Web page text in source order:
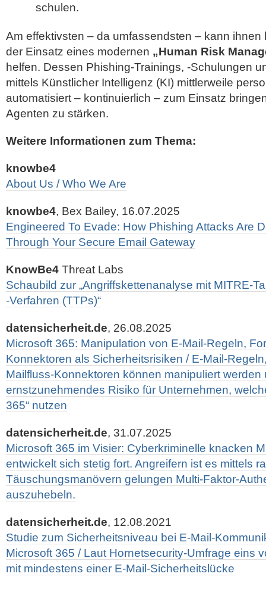
schulen.
Am effektivsten – da umfassendsten – kann
der Einsatz eines modernen „Human Risk
helfen. Dessen Phishing-Trainings, -Schulungen
mittels Künstlicher Intelligenz (KI) mittlerweile
automatisiert – kontinuierlich – zum Einsatz
Agenten zu stärken.
Weitere Informationen zum Thema:
knowbe4
About Us / Who We Are
knowbe4, Bex Bailey, 16.07.2025
Engineered To Evade: How Phishing Attacks Are
Through Your Secure Email Gateway
KnowBe4 Threat Labs
Schaubild zur „Angriffskettenanalyse mit MITRE-
-Verfahren (TTPs)“
datensicherheit.de, 26.08.2025
Microsoft 365: Manipulation von E-Mail-Regeln,
Konnektoren als Sicherheitsrisiken / E-Mail-
Mailfluss-Konnektoren können manipuliert werden
ernstzunehmendes Risiko für Unternehmen,
365“ nutzen
datensicherheit.de, 31.07.2025
Microsoft 365 im Visier: Cyberkriminelle knacken
entwickelt sich stetig fort. Angreifern ist es mittels
Täuschungsmanövern gelungen Multi-Faktor-
auszuhebeln.
datensicherheit.de, 12.08.2021
Studie zum Sicherheitsniveau bei E-Mail-
Microsoft 365 / Laut Hornetsecurity-Umfrage eins
mit mindestens einer E-Mail-Sicherheitslücke